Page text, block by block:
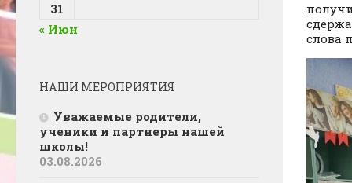
слова
31
« Июн
НАШИ МЕРОПРИЯТИЯ
Уважаемые родители,
ученики и партнеры нашей
школы!
03.08.2026